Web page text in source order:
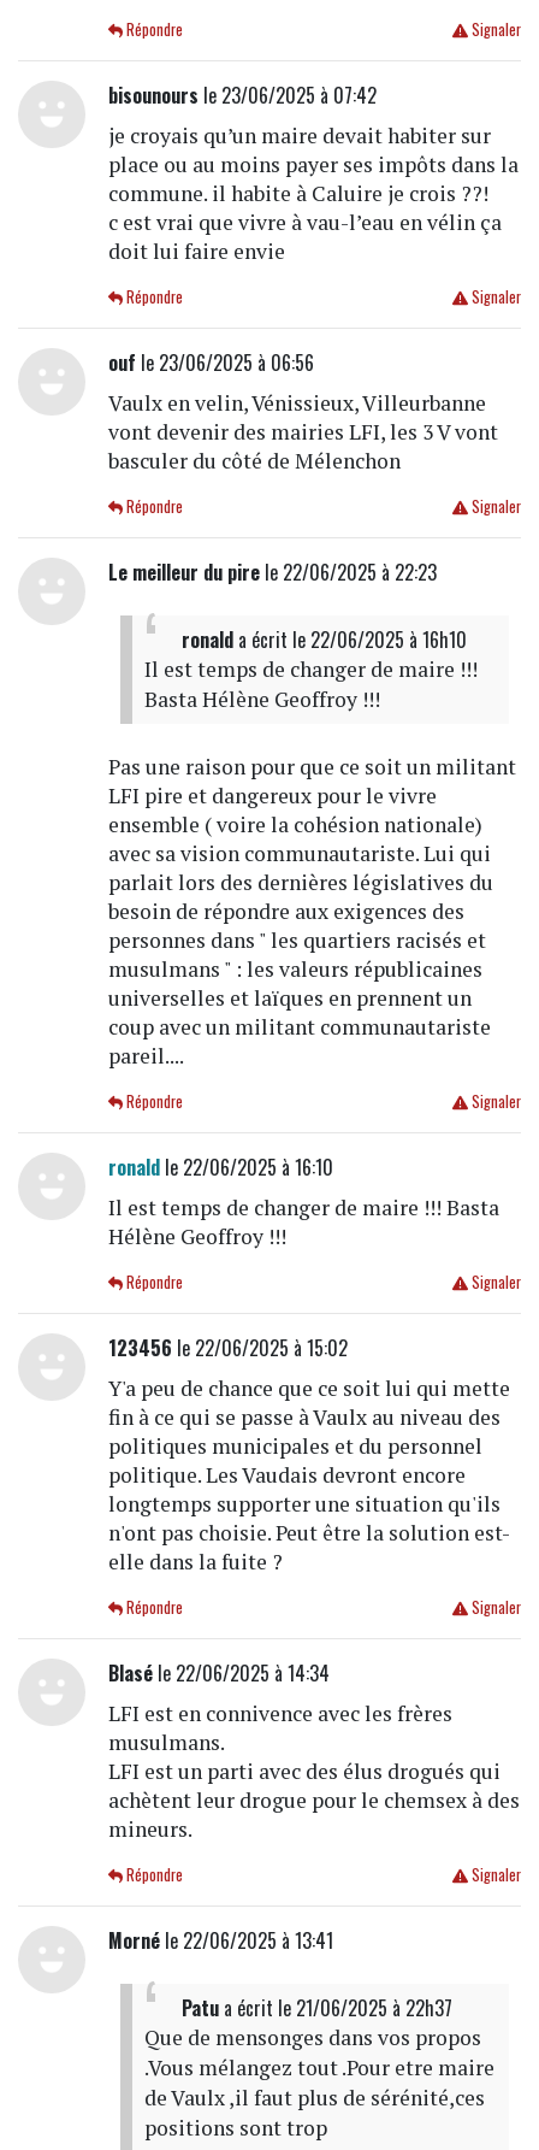
Signaler
Répondre
bisounours le 23/06/2025 à 07:42
je croyais qu’un maire devait habiter sur
place ou au moins payer ses impôts dans la
commune. il habite à Caluire je crois ??!
c est vrai que vivre à vau-l’eau en vélin ça
doit lui faire envie
Signaler
Répondre
ouf le 23/06/2025 à 06:56
Vaulx en velin, Vénissieux, Villeurbanne
vont devenir des mairies LFI, les 3 V vont
basculer du côté de Mélenchon
Signaler
Répondre
Le meilleur du pirele 22/06/2025 à 22:23
ronalda écrit le 22/06/2025 à 16h10
Il est temps de changer de maire !!!
Basta Hélène Geoffroy !!!
Pas une raison pour que ce soit un militant
LFI pire et dangereux pour le vivre
ensemble ( voire la cohésion nationale)
avec sa vision communautariste. Lui qui
parlait lors des dernières législatives du
besoin de répondre aux exigences des
personnes dans " les quartiers racisés et
musulmans " : les valeurs républicaines
universelles et laïques en prennent un
coup avec un militant communautariste
pareil....
Signaler
Répondre
ronaldle 22/06/2025 à 16:10
Il est temps de changer de maire !!! Basta
Hélène Geoffroy !!!
Signaler
Répondre
123456 le 22/06/2025 à 15:02
Y'a peu de chance que ce soit lui qui mette
fin à ce qui se passe à Vaulx au niveau des
politiques municipales et du personnel
politique. Les Vaudais devront encore
longtemps supporter une situation qu'ils
n'ont pas choisie. Peut être la solution est-
elle dans la fuite ?
Signaler
Répondre
Blaséle 22/06/2025 à 14:34
LFI est en connivence avec les frères
musulmans.
LFI est un parti avec des élus drogués qui
achètent leur drogue pour le chemsex à des
mineurs.
Signaler
Répondre
Mornéle 22/06/2025 à 13:41
Patua écrit le 21/06/2025 à 22h37
Que de mensonges dans vos propos
.Vous mélangez tout .Pour etre maire
de Vaulx ,il faut plus de sérénité,ces
positions sont trop